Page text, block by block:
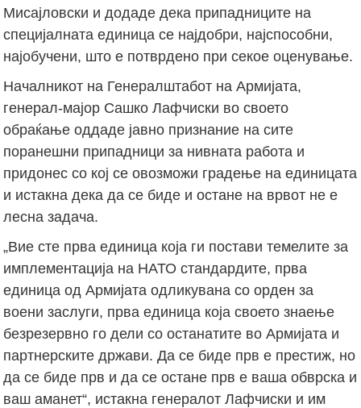
Мисајловски и додаде дека припадниците на
специјалната единица се најдобри, најспособни,
најобучени, што е потврдено при секое оценување.
Началникот на Генералштабот на Армијата,
генерал-мајор Сашко Лафчиски во своето
обраќање оддаде јавно признание на сите
поранешни припадници за нивната работа и
придонес со кој се овозможи градење на единицата
и истакна дека да се биде и остане на врвот не е
лесна задача.
„Вие сте прва единица која ги постави темелите за
имплементација на НАТО стандардите, прва
единица од Армијата одликувана со орден за
воени заслуги, прва единица која своето знаење
безрезервно го дели со останатите во Армијата и
партнерските држави. Да се биде прв е престиж, но
да се биде прв и да се остане прв е ваша обврска и
ваш аманет“, истакна генералот Лафчиски и им